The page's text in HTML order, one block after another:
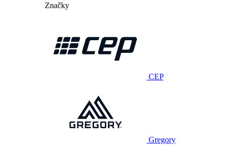
Značky
CEP
Gregory